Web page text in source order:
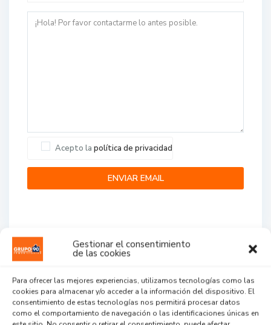
Gestionar el consentimiento
de las cookies
Para ofrecer las mejores experiencias, utilizamos tecnologías como las
cookies para almacenar y/o acceder a la información del dispositivo. El
consentimiento de estas tecnologías nos permitirá procesar datos
como el comportamiento de navegación o las identificaciones únicas en
Acepto la política de privacidad
...